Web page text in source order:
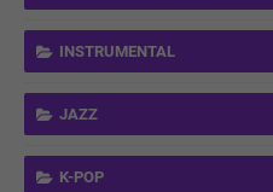
INSTRUMENTAL
JAZZ
K-POP